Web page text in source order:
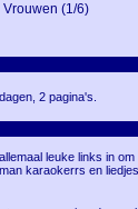
Vrouwen (1/6)
2 pagina's.
leuke links in
karaokerrs en